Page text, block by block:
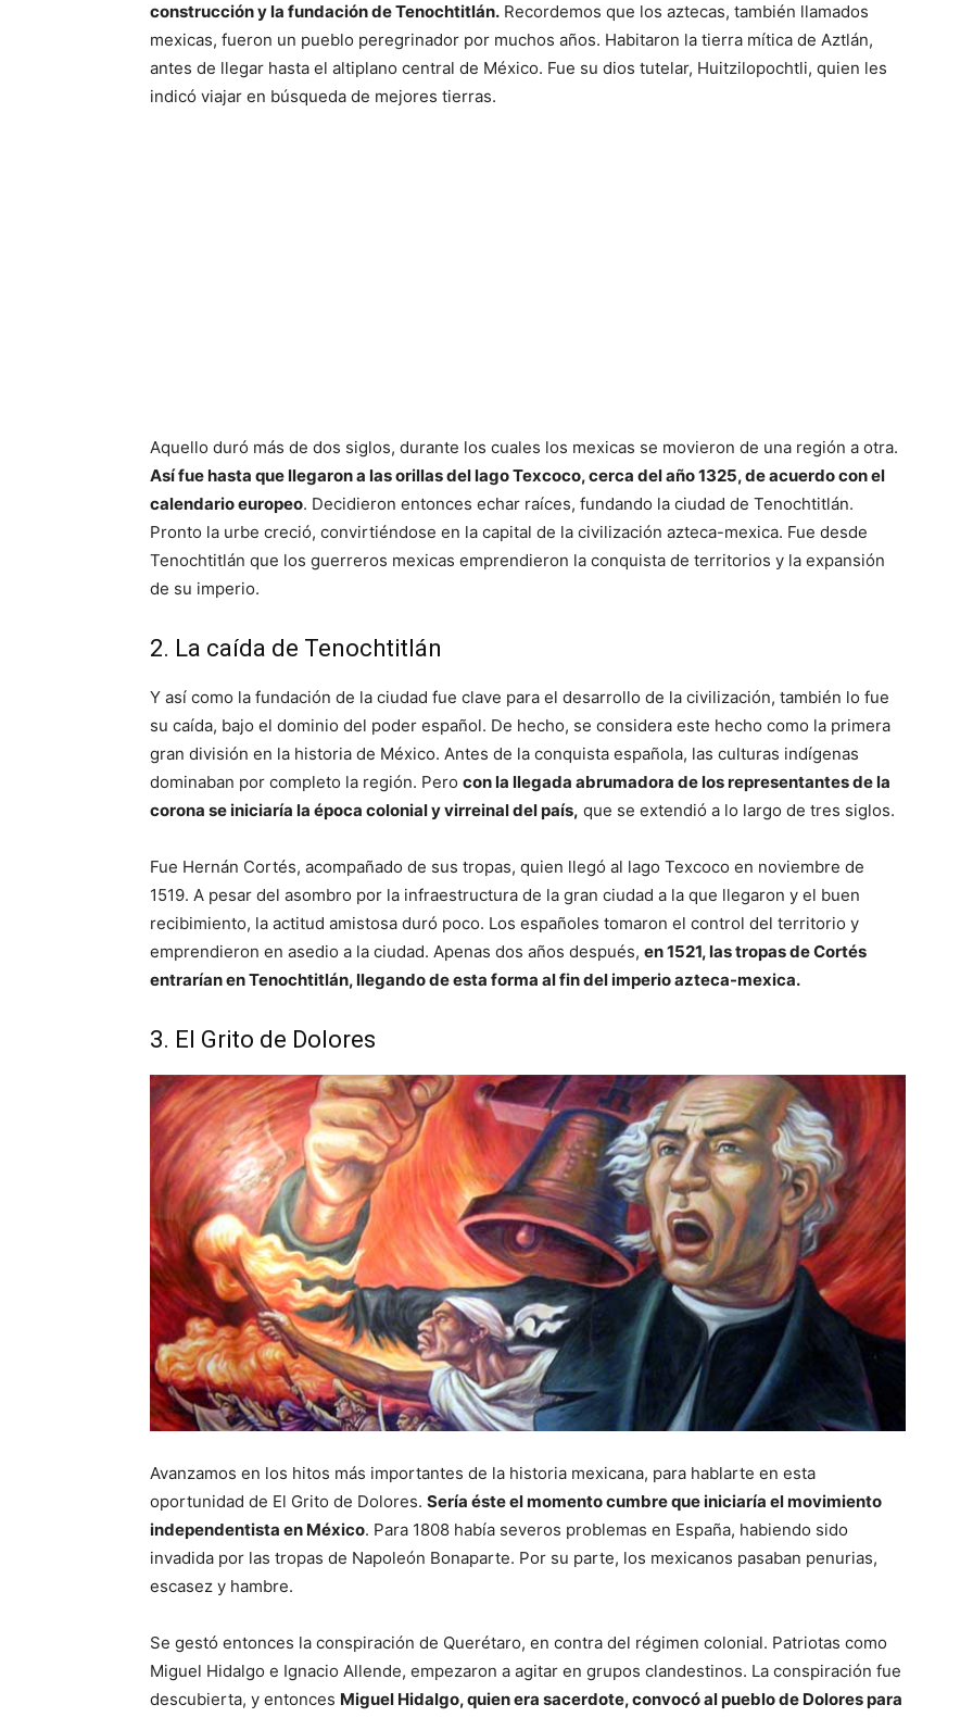
construcción y la fundación de Tenochtitlán. Recordemos que los aztecas, también llamados
mexicas, fueron un pueblo peregrinador por muchos años. Habitaron la tierra mítica de Aztlán,
antes de llegar hasta el altiplano central de México. Fue su dios tutelar, Huitzilopochtli, quien les
indicó viajar en búsqueda de mejores tierras.
Aquello duró más de dos siglos, durante los cuales los mexicas se movieron de una región a otra.
Así fue hasta que llegaron a las orillas del lago Texcoco, cerca del año 1325, de acuerdo con el
calendario europeo. Decidieron entonces echar raíces, fundando la ciudad de Tenochtitlán.
Pronto la urbe creció, convirtiéndose en la capital de la civilización azteca-mexica. Fue desde
Tenochtitlán que los guerreros mexicas emprendieron la conquista de territorios y la expansión
de su imperio.
2. La caída de Tenochtitlán
Y así como la fundación de la ciudad fue clave para el desarrollo de la civilización, también lo fue
su caída, bajo el dominio del poder español. De hecho, se considera este hecho como la primera
gran división en la historia de México. Antes de la conquista española, las culturas indígenas
dominaban por completo la región. Pero con la llegada abrumadora de los representantes de la
corona se iniciaría la época colonial y virreinal del país, que se extendió a lo largo de tres siglos.
Fue Hernán Cortés, acompañado de sus tropas, quien llegó al lago Texcoco en noviembre de
1519. A pesar del asombro por la infraestructura de la gran ciudad a la que llegaron y el buen
recibimiento, la actitud amistosa duró poco. Los españoles tomaron el control del territorio y
emprendieron en asedio a la ciudad. Apenas dos años después, en 1521, las tropas de Cortés
entrarían en Tenochtitlán, llegando de esta forma al fin del imperio azteca-mexica.
3. El Grito de Dolores
Avanzamos en los hitos más importantes de la historia mexicana, para hablarte en esta
oportunidad de El Grito de Dolores. Sería éste el momento cumbre que iniciaría el movimiento
independentista en México. Para 1808 había severos problemas en España, habiendo sido
invadida por las tropas de Napoleón Bonaparte. Por su parte, los mexicanos pasaban penurias,
escasez y hambre.
Se gestó entonces la conspiración de Querétaro, en contra del régimen colonial. Patriotas como
Miguel Hidalgo e Ignacio Allende, empezaron a agitar en grupos clandestinos. La conspiración fue
descubierta, y entonces Miguel Hidalgo, quien era sacerdote, convocó al pueblo de Dolores para